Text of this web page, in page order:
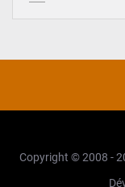
Copyright © 2008 -